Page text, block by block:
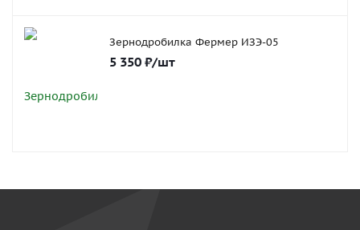
Зернодробилка Фермер ИЗЭ-05
5 350 ₽/шт